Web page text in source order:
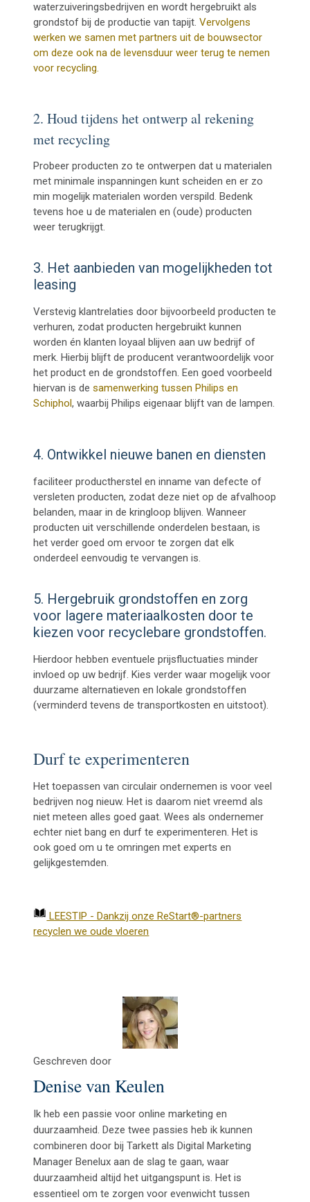
waterzuiveringsbedrijven en wordt hergebruikt als
grondstof bij de productie van tapijt.Vervolgens
werken we samen met partners uit de bouwsector
om deze ook na de levensduur weer terug te nemen
voor recycling.
2. Houd tijdens het ontwerp al rekening
met recycling
Probeer producten zo te ontwerpen dat u materialen
met minimale inspanningen kunt scheiden en er zo
min mogelijk materialen worden verspild. Bedenk
tevens hoe u de materialen en (oude) producten
weer terugkrijgt.
3. Het aanbieden van mogelijkheden tot
leasing
Verstevig klantrelaties door bijvoorbeeld producten te
verhuren, zodat producten hergebruikt kunnen
worden én klanten loyaal blijven aan uw bedrijf of
merk. Hierbijblijft de producent verantwoordelijk voor
het product en de grondstoffen. Een goed voorbeeld
hiervan is desamenwerking tussen Philips en
Schiphol, waarbij Philips eigenaar blijft van de lampen.
4. Ontwikkel nieuwe banen en diensten
faciliteer productherstel en inname van defecte of
versleten producten, zodat deze niet op de afvalhoop
belanden, maar in de kringloop blijven. Wanneer
producten uit verschillende onderdelen bestaan, is
het verder goed om ervoor te zorgen dat elk
onderdeel eenvoudig te vervangen is.
5. Hergebruik grondstoffen en zorg
voor lagere materiaalkosten door te
kiezen voor recyclebare grondstoffen.
Hierdoor hebben eventuele prijsfluctuaties minder
invloed op uw bedrijf. Kies verder waar mogelijk voor
duurzame alternatieven en lokale grondstoffen
(verminderd tevens de transportkosten en uitstoot).
Durf te experimenteren
Het toepassen van circulair ondernemen is voor veel
bedrijven nog nieuw. Het is daarom niet vreemd als
niet meteen alles goed gaat. Wees als ondernemer
echter niet bang en durf te experimenteren. Het is
ook goed om u te omringen met experts en
gelijkgestemden.
LEESTIP - Dankzij onze ReStart®-partners
recyclen we oude vloeren
Geschreven door
Denise van Keulen
Ik heb een passie voor online marketing en
duurzaamheid. Deze twee passies heb ik kunnen
combineren door bij Tarkett als Digital Marketing
Manager Benelux aan de slag te gaan, waar
duurzaamheid altijd het uitgangspunt is. Het is
essentieel om te zorgen voor evenwicht tussen